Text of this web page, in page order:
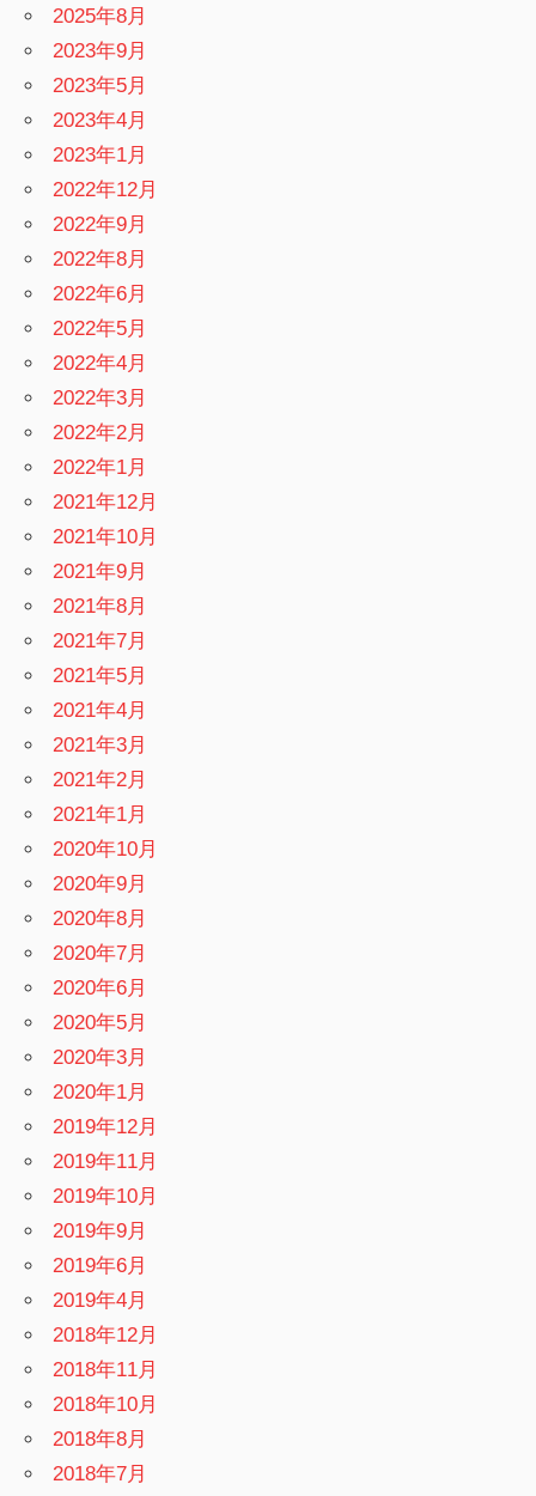
2025年8月
2023年9月
2023年5月
2023年4月
2023年1月
2022年12月
2022年9月
2022年8月
2022年6月
2022年5月
2022年4月
2022年3月
2022年2月
2022年1月
2021年12月
2021年10月
2021年9月
2021年8月
2021年7月
2021年5月
2021年4月
2021年3月
2021年2月
2021年1月
2020年10月
2020年9月
2020年8月
2020年7月
2020年6月
2020年5月
2020年3月
2020年1月
2019年12月
2019年11月
2019年10月
2019年9月
2019年6月
2019年4月
2018年12月
2018年11月
2018年10月
2018年8月
2018年7月